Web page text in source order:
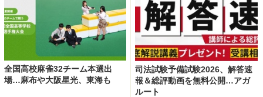
全国高校麻雀32チーム本選出
場…麻布や大阪星光、東海も
司法試験予備試験2026、解答速
報＆総評動画を無料公開…アガ
ルート